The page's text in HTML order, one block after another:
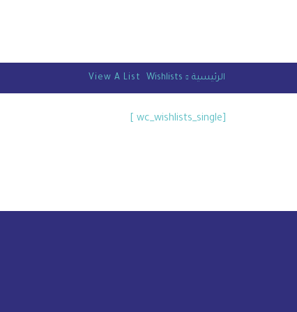
الرئيسية Wishlists
View A List
[wc_wishlists_single ]